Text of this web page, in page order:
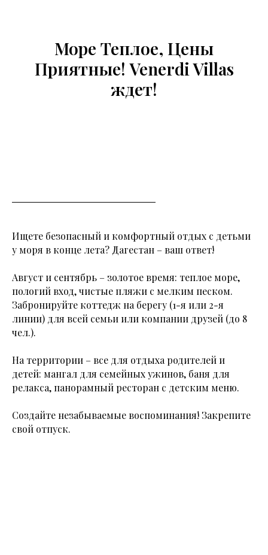
Море Теплое, Цены
Приятные! Venerdi Villas
ждет!
Ищете безопасный и комфортный отдых с детьми
у моря в конце лета? Дагестан – ваш ответ!
Август и сентябрь – золотое время: теплое море,
пологий вход, чистые пляжи с мелким песком.
Забронируйте коттедж на берегу (1-я или 2-я
линии) для всей семьи или компании друзей (до 8
чел.).
На территории – все для отдыха родителей и
детей: мангал для семейных ужинов, баня для
релакса, панорамный ресторан с детским меню.
Создайте незабываемые воспоминания! Закрепите
свой отпуск.